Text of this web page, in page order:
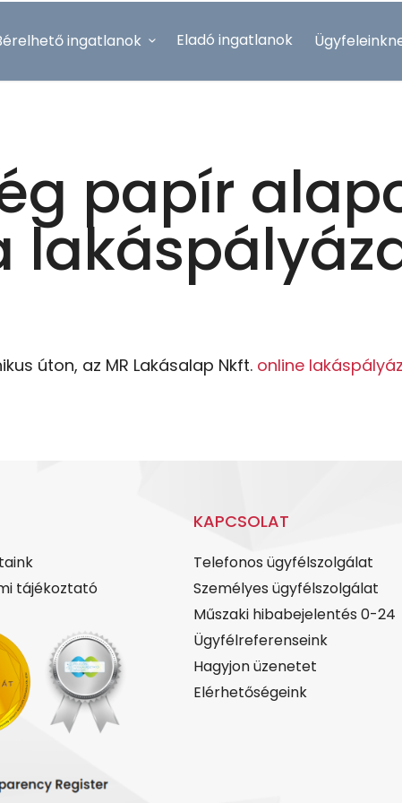
ingatlanok Eladó ingatlanok
papír
úton, az MR Lakásalap Nkft. online
tájékoztató
KAPCSOLAT
Telefonos ügyfélszolgálat
Személyes ügyfélszolgálat
Műszaki hibabejelentés 0-24
Ügyfélreferenseink
Hagyjon üzenetet
Elérhetőségeink